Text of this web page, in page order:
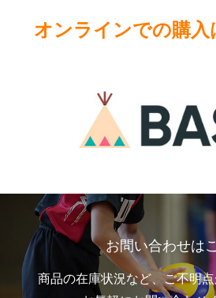
オンラインでの購入
お問い合わせは
商品の在庫状況など、ご不明